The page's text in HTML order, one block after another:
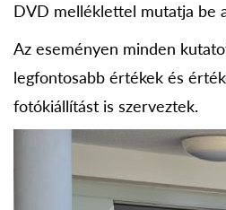
DVD melléklettel mutatja be
Az eseményen minden
legfontosabb értékek és
fotókiállítást is szerveztek.